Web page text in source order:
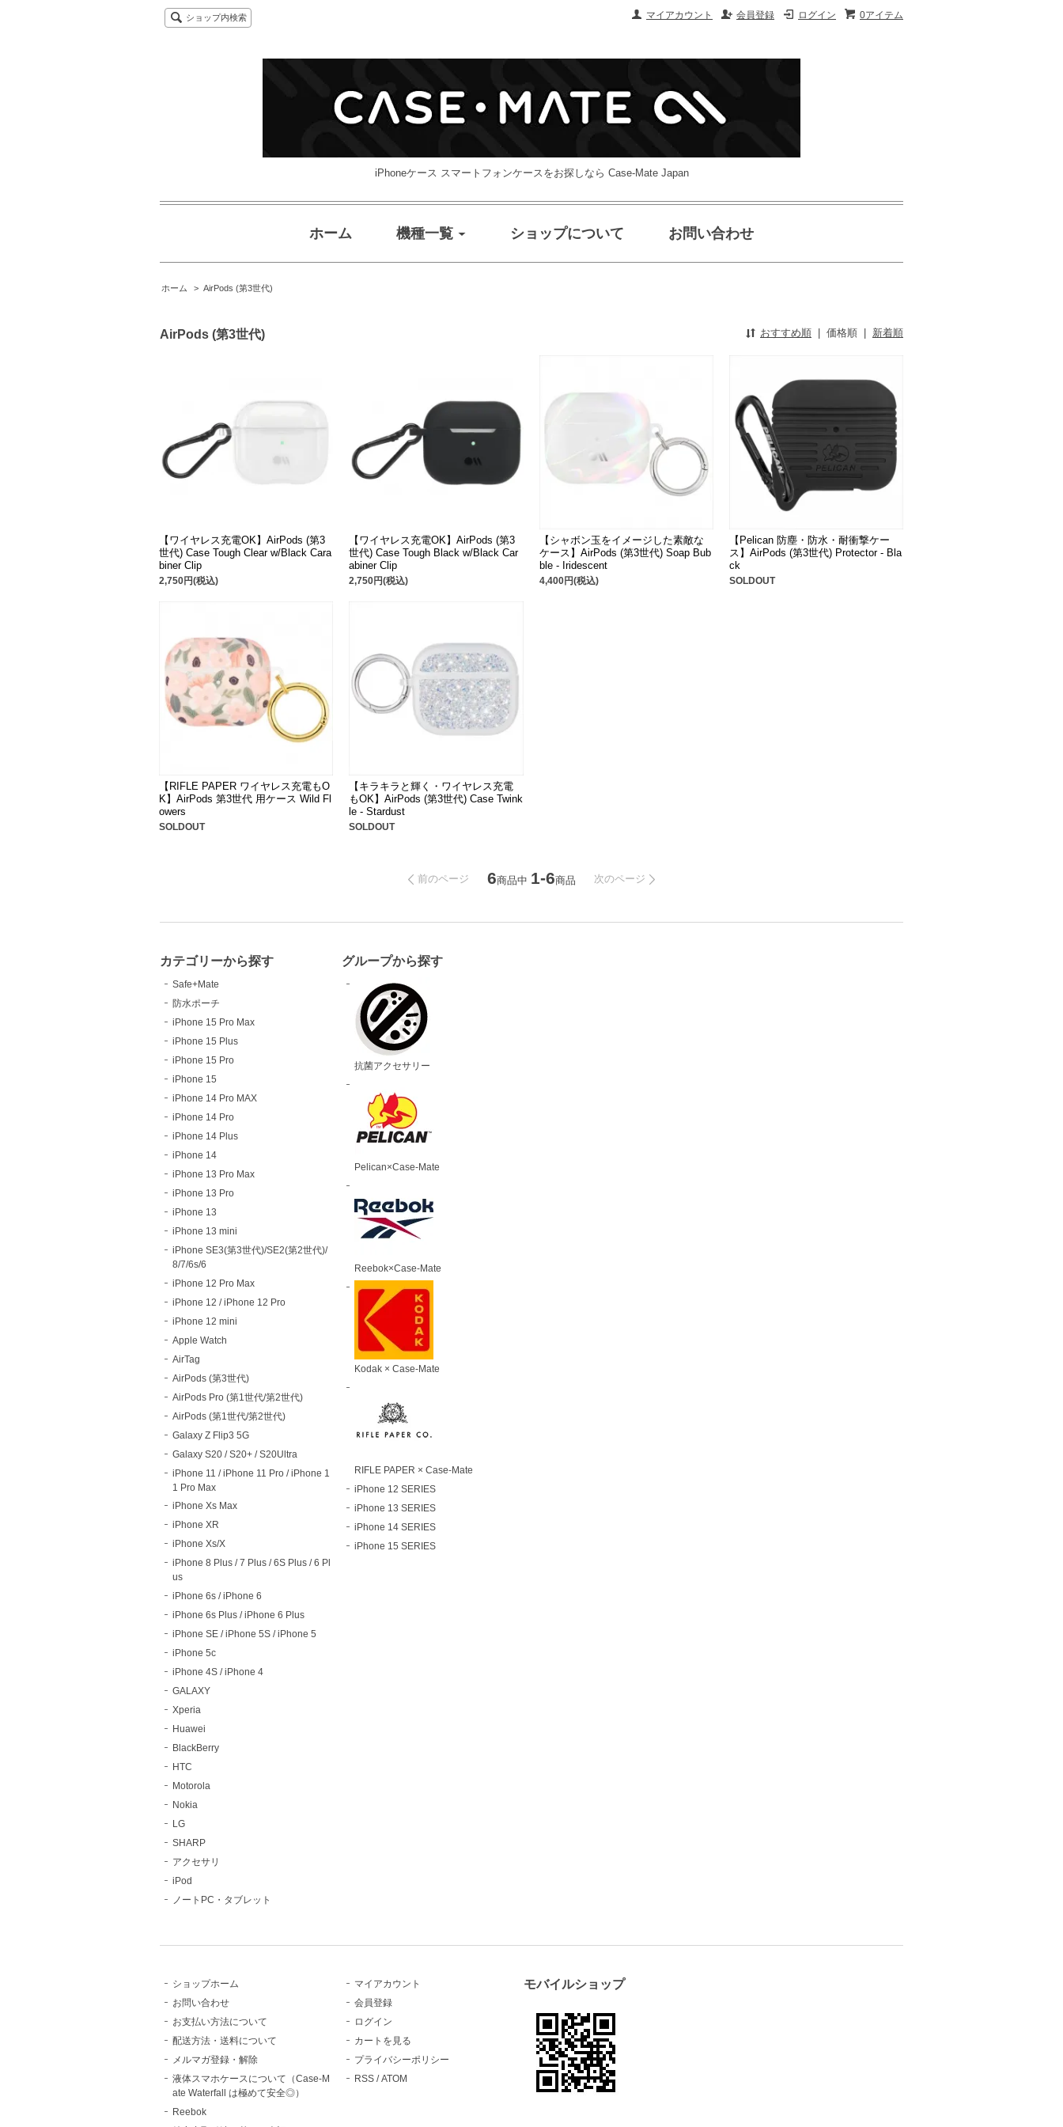
0アイテム
ログイン
会員登録
マイアカウント
ショップ内検索
iPhoneケース スマートフォンケースをお探しなら Case-Mate Japan
ホーム 機種一覧 ショップについて お問い合わせ
ホーム > AirPods (第3世代)
AirPods (第3世代) おすすめ順 | 価格順 | 新着順
【ワイヤレス充電OK】AirPods (第3
世代) Case Tough Clear w/Black Cara
biner Clip
2,750円(税込)
【ワイヤレス充電OK】AirPods (第3
世代) Case Tough Black w/Black Car
abiner Clip
2,750円(税込)
【シャボン玉をイメージした素敵な
ケース】AirPods (第3世代) Soap Bub
ble - Iridescent
4,400円(税込)
【Pelican 防塵・防水・耐衝撃ケー
ス】AirPods (第3世代) Protector - Bla
ck
SOLDOUT
【RIFLE PAPER ワイヤレス充電もO
K】AirPods 第3世代 用ケース Wild Fl
owers
SOLDOUT
【キラキラと輝く・ワイヤレス充電
もOK】AirPods (第3世代) Case Twink
le - Stardust
SOLDOUT
前のページ 6商品中 1-6商品 次のページ
カテゴリーから探す
Safe+Mate
防水ポーチ
iPhone 15 Pro Max
iPhone 15 Plus
iPhone 15 Pro
iPhone 15
iPhone 14 Pro MAX
iPhone 14 Pro
iPhone 14 Plus
iPhone 14
iPhone 13 Pro Max
iPhone 13 Pro
iPhone 13
iPhone 13 mini
iPhone SE3(第3世代)/SE2(第2世代)/
8/7/6s/6
iPhone 12 Pro Max
iPhone 12 / iPhone 12 Pro
iPhone 12 mini
Apple Watch
AirTag
AirPods (第3世代)
AirPods Pro (第1世代/第2世代)
AirPods (第1世代/第2世代)
Galaxy Z Flip3 5G
Galaxy S20 / S20+ / S20Ultra
iPhone 11 / iPhone 11 Pro / iPhone 1
1 Pro Max
iPhone Xs Max
iPhone XR
iPhone Xs/X
iPhone 8 Plus / 7 Plus / 6S Plus / 6 Pl
us
iPhone 6s / iPhone 6
iPhone 6s Plus / iPhone 6 Plus
iPhone SE / iPhone 5S / iPhone 5
iPhone 5c
iPhone 4S / iPhone 4
GALAXY
Xperia
Huawei
BlackBerry
HTC
Motorola
Nokia
LG
SHARP
アクセサリ
iPod
ノートPC・タブレット
グループから探す
抗菌アクセサリー
Pelican×Case-Mate
Reebok×Case-Mate
Kodak × Case-Mate
RIFLE PAPER × Case-Mate
iPhone 12 SERIES
iPhone 13 SERIES
iPhone 14 SERIES
iPhone 15 SERIES
ショップホーム
お問い合わせ
お支払い方法について
配送方法・送料について
メルマガ登録・解除
液体スマホケースについて（Case-M
ate Waterfall は極めて安全◎）
Reebok
マイアカウント
会員登録
ログイン
カートを見る
プライバシーポリシー
RSS /ATOM
モバイルショップ